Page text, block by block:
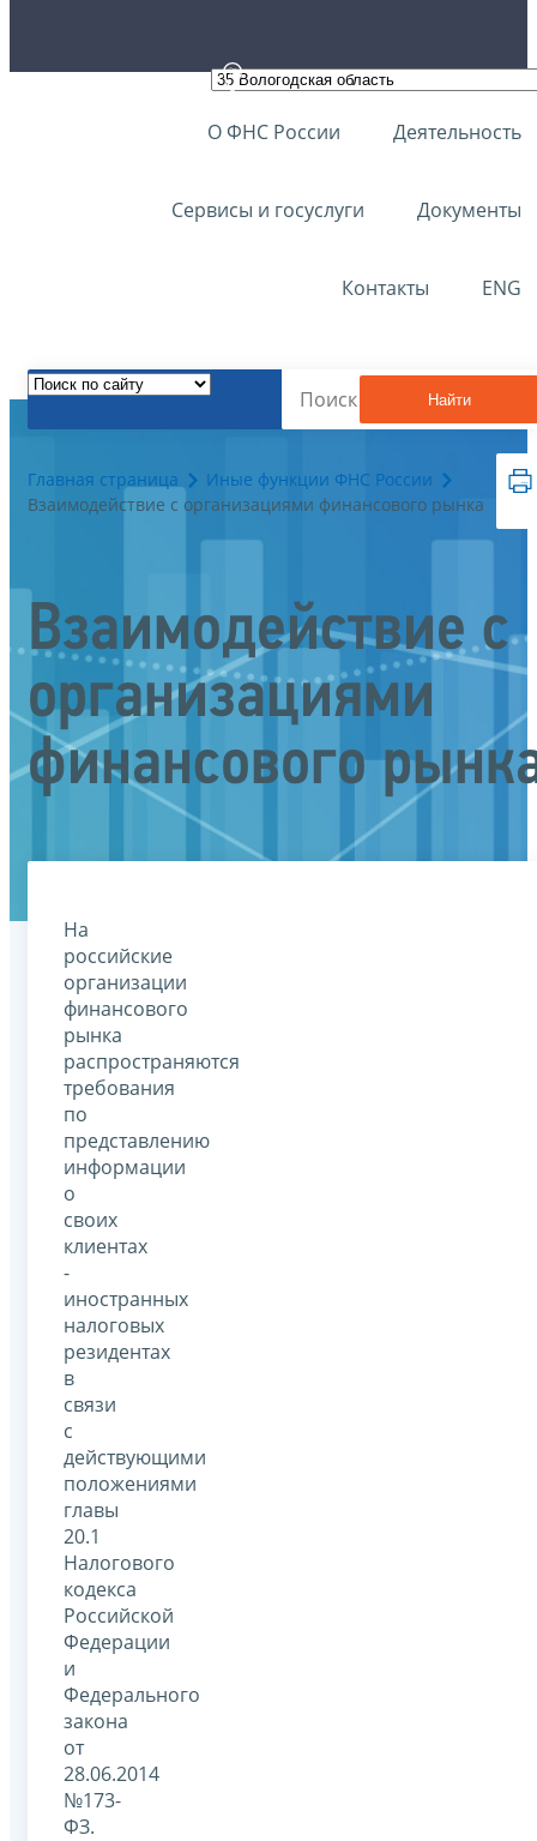
О ФНС России Деятельность
Сервисы и госуслуги Документы
Контакты ENG
Найти
Главная страница
Иные функции ФНС России
Взаимодействие с организациями финансового рынка
Взаимодействие с
организациями
финансового
На
российские
организации
финансового
рынка
распространяются
требования
по
представлению
информации
о
своих
клиентах
-
иностранных
налоговых
резидентах
в
связи
с
действующими
положениями
главы
20.1
Налогового
кодекса
Российской
Федерации
и
Федерального
закона
от
28.06.2014
№173-
ФЗ.